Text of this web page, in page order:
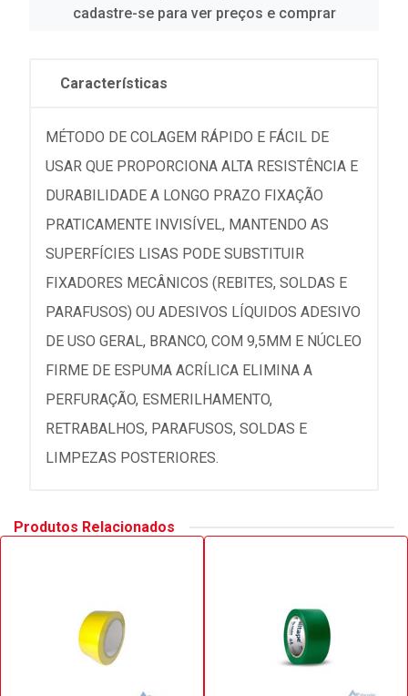
cadastre-se para ver preços e comprar
Características
MÉTODO DE COLAGEM RÁPIDO E FÁCIL DE
USAR QUE PROPORCIONA ALTA RESISTÊNCIA E
DURABILIDADE A LONGO PRAZO FIXAÇÃO
PRATICAMENTE INVISÍVEL, MANTENDO AS
SUPERFÍCIES LISAS PODE SUBSTITUIR
FIXADORES MECÂNICOS (REBITES, SOLDAS E
PARAFUSOS) OU ADESIVOS LÍQUIDOS ADESIVO
DE USO GERAL, BRANCO, COM 9,5MM E NÚCLEO
FIRME DE ESPUMA ACRÍLICA ELIMINA A
PERFURAÇÃO, ESMERILHAMENTO,
RETRABALHOS, PARAFUSOS, SOLDAS E
LIMPEZAS POSTERIORES.
Produtos Relacionados